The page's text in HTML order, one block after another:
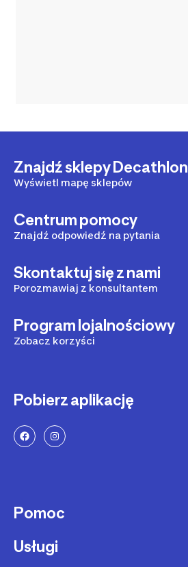
Znajdź sklepy Decathlon
Wyświetl mapę sklepów
Centrum pomocy
Znajdź odpowiedź na pytania
Skontaktuj się z nami
Porozmawiaj z konsultantem
Program lojalnościowy
Zobacz korzyści
Pobierz aplikację
Pomoc
Sposoby dostawy
Usługi